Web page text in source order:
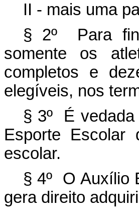
II - mais uma
§ 2º Para
somente os
completos e
elegíveis, nos
§ 3º É vedada
Esporte
escolar.
§ 4º O Auxílio
gera direito